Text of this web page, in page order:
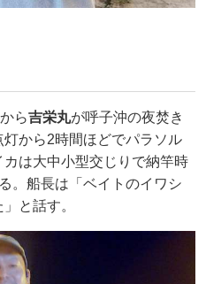
ら吉栄丸が呼子沖の夜焚き
から2時間ほどでパラソル
は大中小型交じりで納竿時
。船長は「ベイトのイワシ
と話す。